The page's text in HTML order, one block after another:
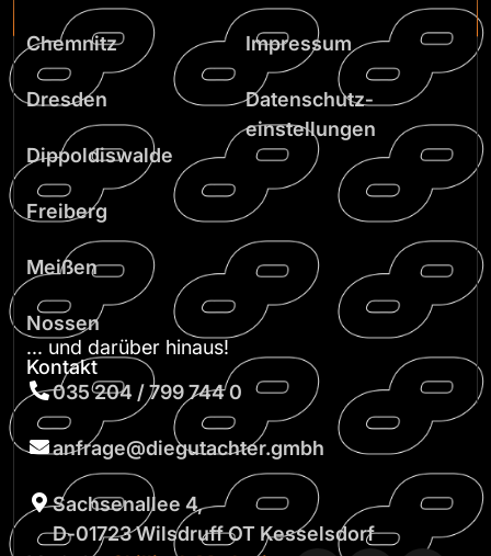
Chemnitz
Dresden
Dippoldiswalde
Freiberg
Meißen
Nossen
... und darüber hinaus!
Impressum
Datenschutz­
einstellungen
Kontakt
035 204 / 799 744 0
anfrage@diegutachter.gmbh
Sachsenallee 4,
D‑01723 Wilsdruff OT Kesselsdorf